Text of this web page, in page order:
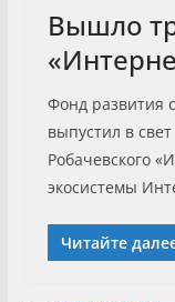
Вышло
Фонд развития
выпустил в
Робачевского
экосистемы
Читайте